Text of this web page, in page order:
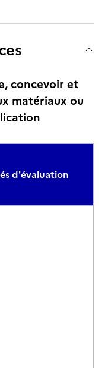
concevoir et
matériaux ou
d'évaluation